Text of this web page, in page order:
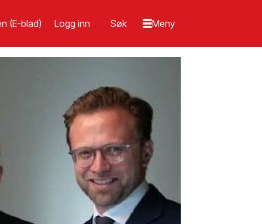
(E-blad) Logg inn